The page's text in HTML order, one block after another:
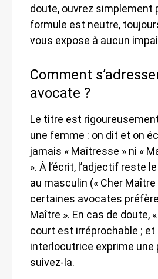
doute, ouvrez simplement
formule est neutre,
vous expose à aucun
Comment
avocate ?
Le titre est
une femme : on dit et on
jamais « Maîtresse » ni «
». À l’écrit, l’adjectif reste
au masculin (« Cher Maître
certaines avocates
Maître ». En cas de doute,
court est irréprochable ; et
interlocutrice exprime une
suivez-la.